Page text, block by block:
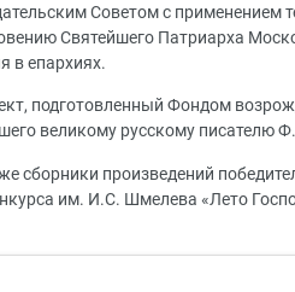
Советом с применением
Святейшего Патриарха
в епархиях.
подготовленный Фондом
великому русскому писателю
сборники произведений
им. И.С. Шмелева «Лето